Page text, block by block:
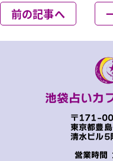
前の記事へ
池袋占いカ
〒171-
東京都豊
清水ビル5
営業時